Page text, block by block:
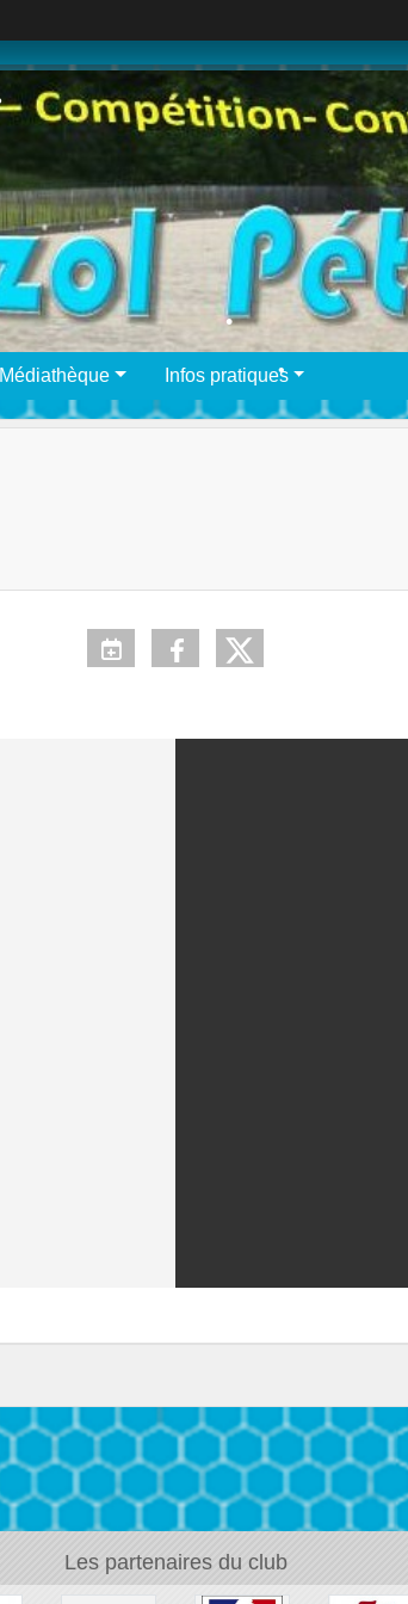
Médiathèque Infos pratiques
Les partenaires du club
•
•
•
•